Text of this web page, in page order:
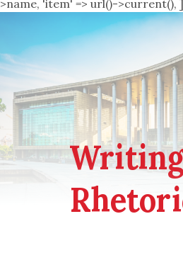
>name, 'item' => url()->current(),